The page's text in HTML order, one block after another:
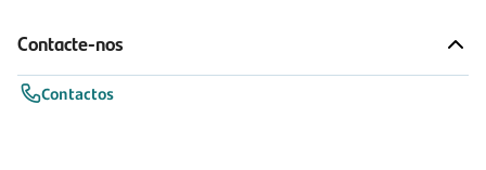
Contacte-nos
Contactos